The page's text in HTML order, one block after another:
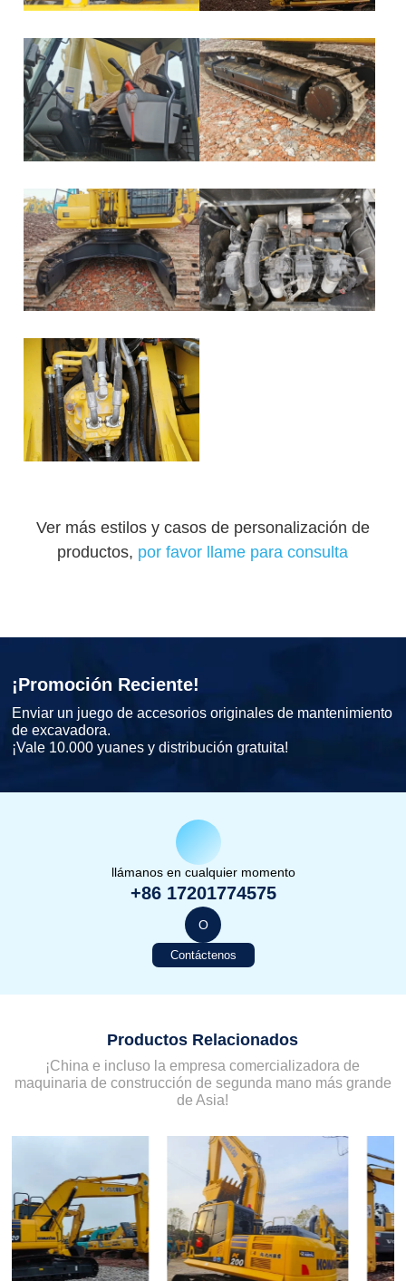
Ver más estilos y casos de personalización de
productos, por favor llame para consulta
¡Promoción Reciente!
Enviar un juego de accesorios originales de mantenimiento
de excavadora.
¡Vale 10.000 yuanes y distribución gratuita!
llámanos en cualquier momento
+86 17201774575
O
Contáctenos
Productos Relacionados
¡China e incluso la empresa comercializadora de
maquinaria de construcción de segunda mano más grande
de Asia!